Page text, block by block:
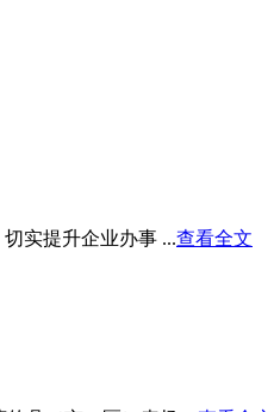
实提升企业办事 ...查看全文